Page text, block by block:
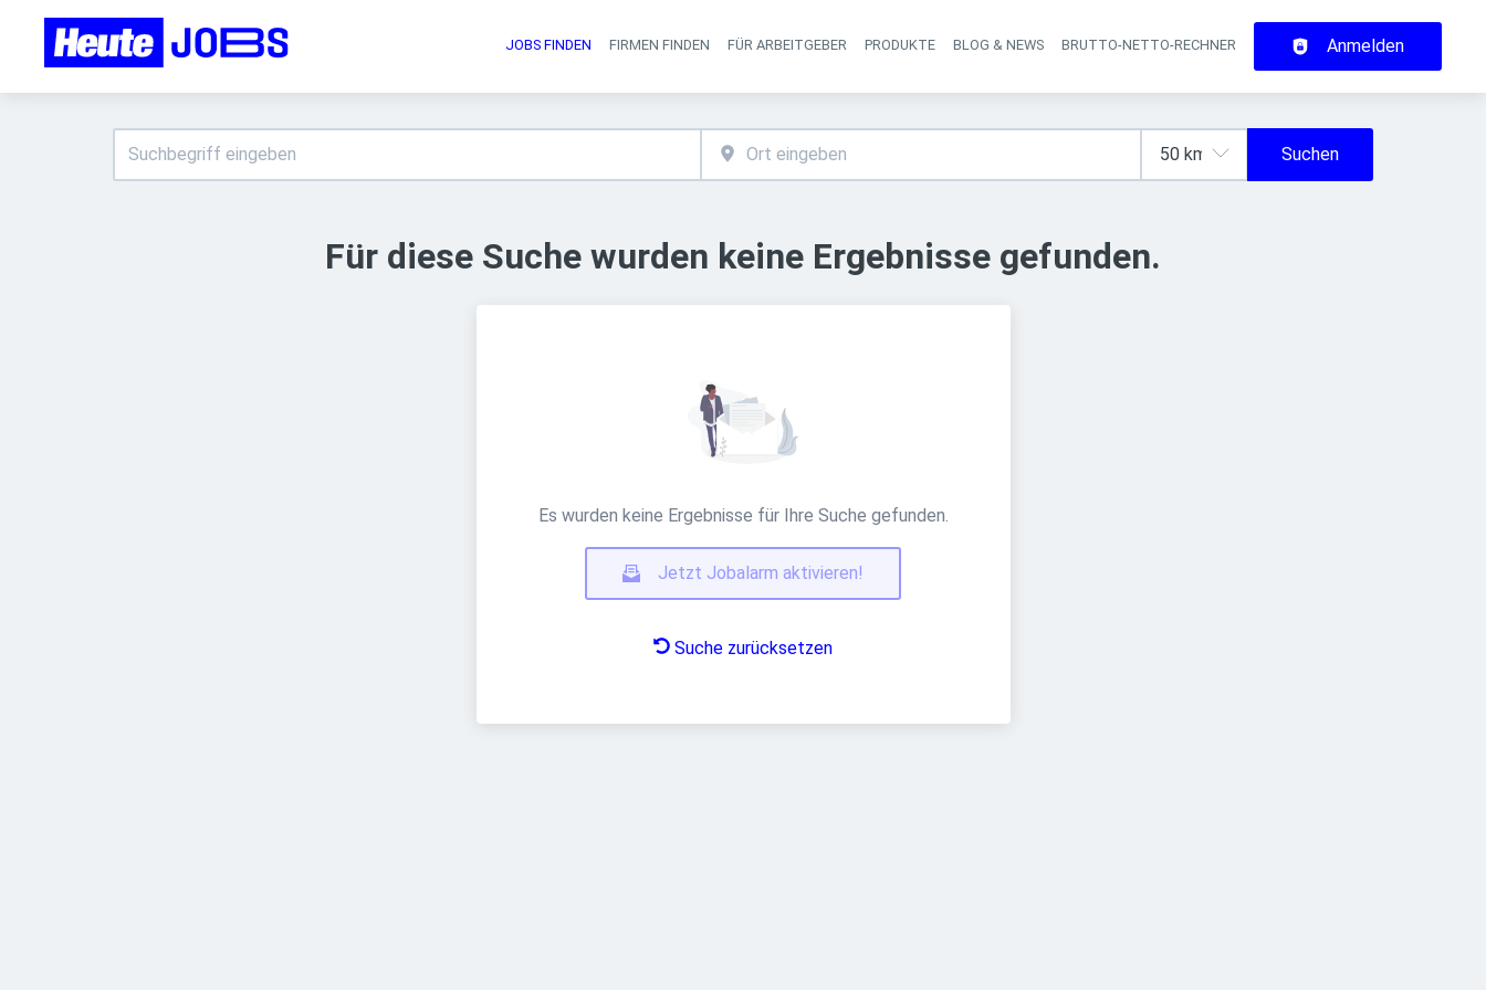
Haupt-Navigation
JOBS FINDEN FIRMEN FINDEN FÜR ARBEITGEBER PRODUKTE BLOG & NEWS BRUTTO-NETTO-RECHNER Anmelden
Suchen
Für diese Suche wurden keine Ergebnisse gefunden.
Es wurden keine Ergebnisse für Ihre Suche gefunden.
Jetzt Jobalarm aktivieren!
Suche zurücksetzen